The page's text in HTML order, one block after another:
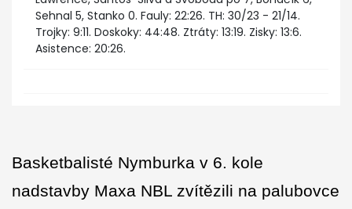
Sehnal 5, Stanko 0. Fauly: 22:26. TH: 30/23 - 21/14.
Trojky: 9:11. Doskoky: 44:48. Ztráty: 13:19. Zisky: 13:6.
Asistence: 20:26.
Basketbalisté Nymburka v 6. kole
nadstavby Maxa NBL zvítězili na palubovce